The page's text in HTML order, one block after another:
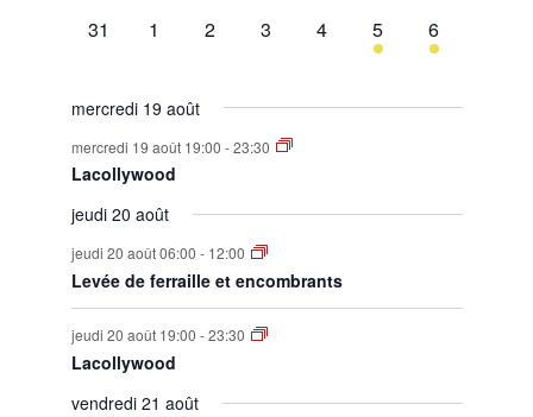
0
31
0
1
0
2
0
3
0
évènement,
4
1
évènement,
5
1
évènement,
6
mercredi 19 août
mercredi 19 août 19:00 -23:30
Lacollywood
jeudi 20 août
jeudi 20 août 06:00 - 12:00
Levée de ferraille et encombrants
jeudi 20 août 19:00 -23:30
Lacollywood
vendredi 21 août